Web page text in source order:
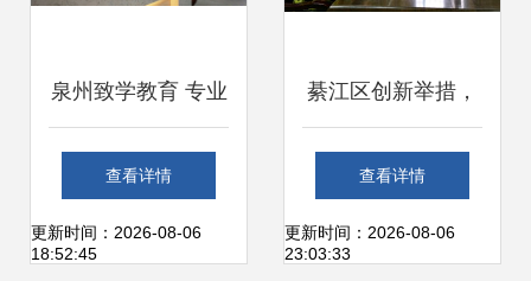
泉州致学教育 专业
教育咨询服务的领
航者
查看详情
更新时间：2026-08-06
18:52:45
綦江区创新举措，
全市首个家庭教育
电话咨询服务热线
查看详情
更新时间：2026-08-06
23:03:33